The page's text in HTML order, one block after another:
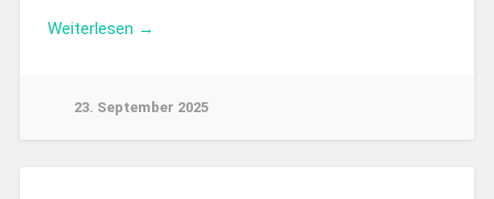
Weiterlesen →
23. September 2025